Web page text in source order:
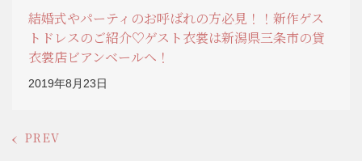
結婚式やパーティのお呼ばれの方必見！！新作ゲス
トドレスのご紹介♡ゲスト衣裳は新潟県三条市の貸
衣裳店ビアンベールへ！
2019年8月23日
PREV